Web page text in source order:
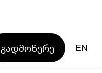
გადმოწერე EN